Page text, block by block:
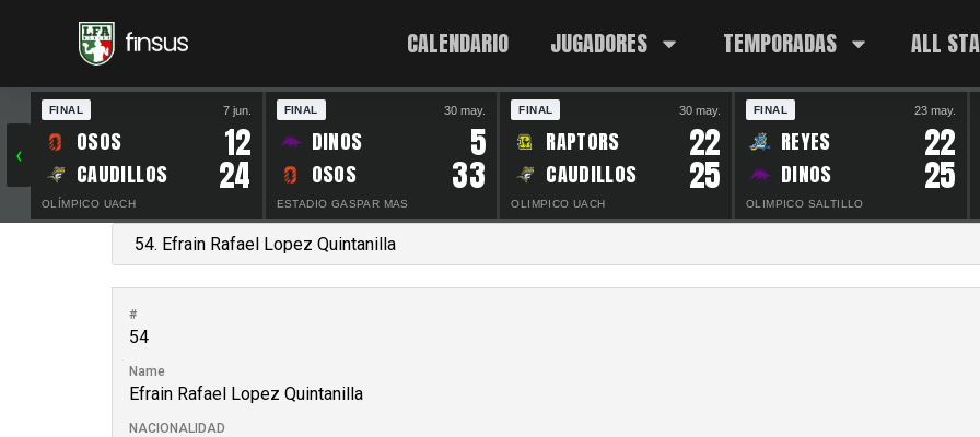
CALENDARIO JUGADORES TEMPORADAS ALL
‹
FINAL 7 jun.
OSOS 12
CAUDILLOS 24
OLÍMPICO UACH
FINAL 30 may.
DINOS 5
OSOS 33
ESTADIO GASPAR MAS
FINAL 30 may.
RAPTORS 22
CAUDILLOS 25
OLIMPICO UACH
FINAL 23 may.
REYES 22
DINOS 25
OLIMPICO SALTILLO
#
54
Name
Efrain Rafael Lopez Quintanilla
NACIONALIDAD